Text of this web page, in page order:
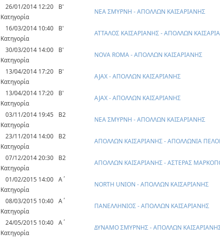
26/01/2014 12:20
Β'
Κατηγορία
ΝΕΑ ΣΜΥΡΝΗ - ΑΠΟΛΛΩΝ ΚΑΙΣΑΡΙΑΝΗΣ
16/03/2014 10:40
Β'
Κατηγορία
ΑΤΤΑΛΟΣ ΚΑΙΣΑΡΙΑΝΗΣ - ΑΠΟΛΛΩΝ
30/03/2014 14:00
Β'
Κατηγορία
NOVA ROMA - ΑΠΟΛΛΩΝ ΚΑΙΣΑΡΙΑΝΗΣ
13/04/2014 17:20
Β'
Κατηγορία
AJAX - ΑΠΟΛΛΩΝ ΚΑΙΣΑΡΙΑΝΗΣ
13/04/2014 17:20
Β'
Κατηγορία
AJAX - ΑΠΟΛΛΩΝ ΚΑΙΣΑΡΙΑΝΗΣ
03/11/2014 19:45
Β2
Κατηγορία
ΝΕΑ ΣΜΥΡΝΗ - ΑΠΟΛΛΩΝ ΚΑΙΣΑΡΙΑΝΗΣ
23/11/2014 14:00
Β2
Κατηγορία
ΑΠΟΛΛΩΝ ΚΑΙΣΑΡΙΑΝΗΣ - ΑΠΟΛΛΩΝΙΑ
07/12/2014 20:30
Β2
Κατηγορία
ΑΠΟΛΛΩΝ ΚΑΙΣΑΡΙΑΝΗΣ - ΑΣΤΕΡΑΣ
01/02/2015 14:00 Α΄
Κατηγορία
NORTH UNION - ΑΠΟΛΛΩΝ ΚΑΙΣΑΡΙΑΝΗΣ
08/03/2015 10:40 Α΄
Κατηγορία
ΠΑΝΕΛΛΗΝΙΟΣ - ΑΠΟΛΛΩΝ ΚΑΙΣΑΡΙΑΝΗΣ
24/05/2015 10:40 Α΄
Κατηγορία
ΔΥΝΑΜΟ ΣΜΥΡΝΗΣ - ΑΠΟΛΛΩΝ